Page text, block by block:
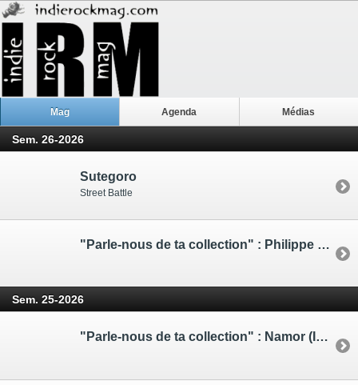
Mag Agenda Médias
Sem. 26-2026
Sutegoro
Street Battle
"Parle-nous de ta collection" : Philippe Blache (Triple Moon Records, Igloo (...)
Sem. 25-2026
"Parle-nous de ta collection" : Namor (IRM, podcast Excursions)